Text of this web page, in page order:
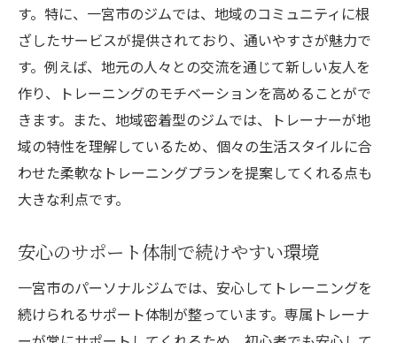
一宮市で初心者に優しいジムの見つけ方
安心して始められるジムの選択ポイント
初心者向けプログラムの豊富なジムを探す
一宮市で初心者に適したトレーニング環境
初めてでも安心のジムでのトレーニング体
験
安心のサポート！一宮市のジムでトレーニング
一宮市のジムで安心してトレーニングを始
める
サポートが充実した一宮市ジムの魅力
トレーニングの進捗を確認できるサポート
す。特に、一宮市のジムでは、地域のコミュニティに根
ざしたサービスが提供されており、通いやすさが魅力で
す。例えば、地元の人々との交流を通じて新しい友人を
作り、トレーニングのモチベーションを高めることがで
きます。また、地域密着型のジムでは、トレーナーが地
域の特性を理解しているため、個々の生活スタイルに合
わせた柔軟なトレーニングプランを提案してくれる点も
大きな利点です。
安心のサポート体制で続けやすい環境
一宮市のパーソナルジムでは、安心してトレーニングを
続けられるサポート体制が整っています。専属トレーナ